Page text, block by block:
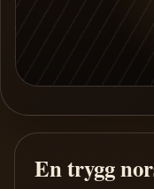
En trygg